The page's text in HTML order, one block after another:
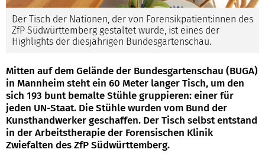
Der Tisch der Nationen, der von Forensikpatient:innen des
ZfP Südwürttemberg gestaltet wurde, ist eines der
Highlights der diesjährigen Bundesgartenschau.
Mitten auf dem Gelände der Bundesgartenschau (BUGA)
in Mannheim steht ein 60 Meter langer Tisch, um den
sich 193 bunt bemalte Stühle gruppieren: einer für
jeden UN-Staat. Die Stühle wurden vom Bund der
Kunsthandwerker geschaffen. Der Tisch selbst entstand
in der Arbeitstherapie der Forensischen Klinik
Zwiefalten des ZfP Südwürttemberg.